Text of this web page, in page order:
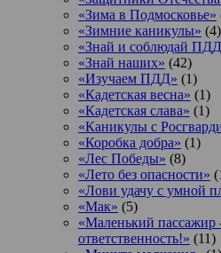
«Зима в Подмосковье»
«Зимние каникулы» (4)
«Знай и соблюдай
«Знай наших» (42)
«Изучаем ПДД» (1)
«Кадетская весна» (1)
«Кадетская слава» (1)
«Каникулы с
«Коробка добра» (1)
«Лес Победы» (8)
«Лето без опасности»
«Лови удачу с умной
«Мак» (5)
«Маленький пассажир
ответственность!» (11)